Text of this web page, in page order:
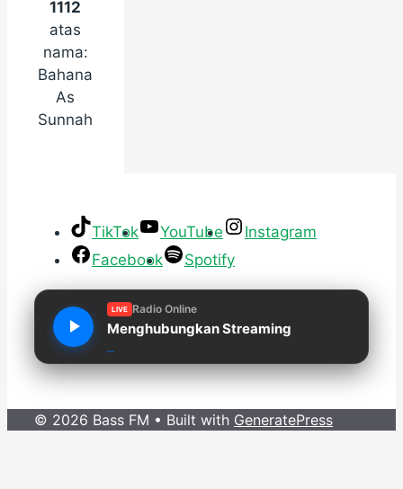
1112
atas
nama:
Bahana
As
Sunnah
TikTok YouTube
Instagram
Facebook
Spotify
LIVE Radio Online
Menghubungkan Streaming
© 2026 Bass FM • Built with GeneratePress